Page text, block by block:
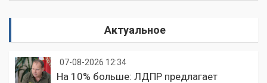
Актуальное
07-08-2026 12:34
На 10% больше: ЛДПР предлагает